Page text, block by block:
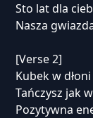
Sto lat dla
Nasza
[Verse 2]
Kubek w dłoni
Tańczysz jak
Pozytywna